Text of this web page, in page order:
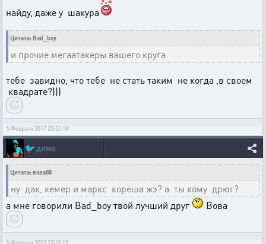
найду, даже у шакура
Цитата: Bad_boy
и прочие мегаатакеры вашего круга
тебе завидно, что тебе не стать таким не когда ,в своем
квадрате?)))
5 Февраля 2017 23:32:59
🐦димо
Цитата: вова88
ну дак, кемер и маркс кореша жэ? а ты кому дрюг?
а мне говорили Bad_boy твой лучший друг
Вова
5 Февраля 2017 23:50:51